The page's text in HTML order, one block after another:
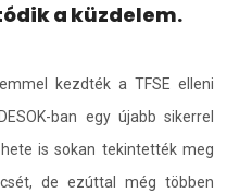
a küzdelem.
kezdték a TFSE elleni
ban egy újabb sikerrel
is sokan tekintették meg
de ezúttal még többen